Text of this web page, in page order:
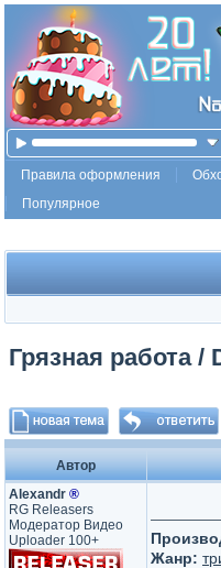
Правила оформления
Популярное
Грязная работа /
Автор
Аlехаndr ®
RG Releasers
Модератор Видео
Uploader 100+
Жанр: